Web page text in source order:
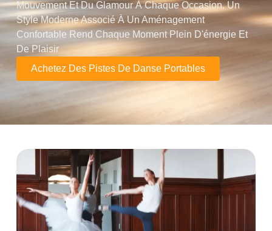
Mouvement Et Du Glamour À Chaque Occasion. Un
Style Moderne Associé À Un Aménagement
Confortable Rend Chaque Moment Plein D'énergie Et
De Plaisir
Achetez Des Pistes De Danse Portables